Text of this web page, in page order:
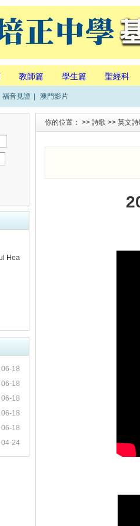
教師篇 學生篇 聖經科
福音見證 澳門影片
Hea
06-18
06-18
06-18
06-18
06-18
04-24
你的位置： >> 詩歌 >> 英文